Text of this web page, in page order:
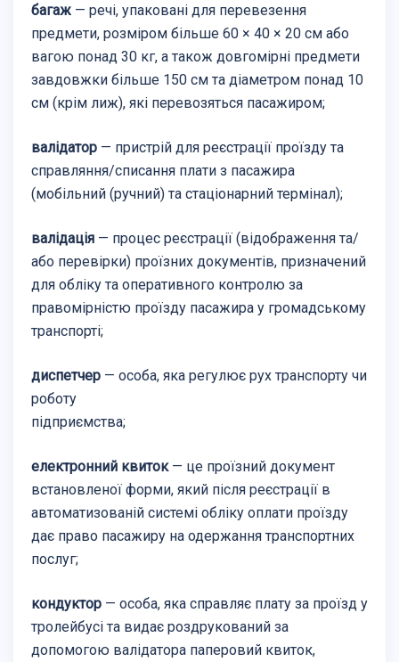
багаж — речі, упаковані для перевезення
предмети, розміром більше 60 × 40 × 20 см або
вагою понад 30 кг, а також довгомірні предмети
завдовжки більше 150 см та діаметром понад 10
см (крім лиж), які перевозяться пасажиром;
валідатор — пристрій для реєстрації проїзду та
справляння/списання плати з пасажира
(мобільний (ручний) та стаціонарний термінал);
валідація — процес реєстрації (відображення та/
або перевірки) проїзних документів, призначений
для обліку та оперативного контролю за
правомірністю проїзду пасажира у громадському
транспорті;
диспетчер — особа, яка регулює рух транспорту чи
роботу
підприємства;
електронний квиток— це проїзний документ
встановленої форми, який після реєстрації в
автоматизованій системі обліку оплати проїзду
дає право пасажиру на одержання транспортних
послуг;
кондуктор — особа, яка справляє плату за проїзд у
тролейбусі та видає роздрукований за
допомогою валідатора паперовий квиток,